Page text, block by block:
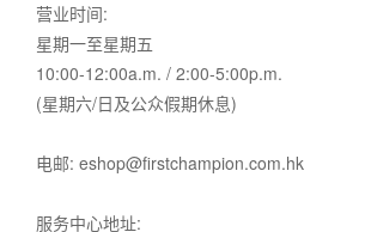
营业时间:
星期一至星期五
10:00-12:00a.m. / 2:00-5:00p.m.
(星期六/日及公众假期休息)
电邮: eshop@firstchampion.com.hk
服务中心地址: